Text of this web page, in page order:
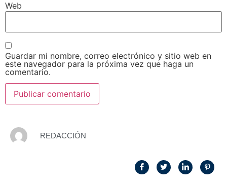
Web
Guardar mi nombre, correo electrónico y sitio web en
este navegador para la próxima vez que haga un
comentario.
REDACCIÓN